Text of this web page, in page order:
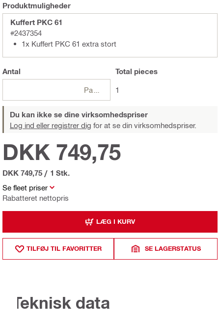
Produktmuligheder
Kuffert PKC 61
#2437354
1x Kuffert PKC 61 extra stort
Antal Total pieces
1
Du kan ikke se dine virksomhedspriser
Log ind eller registrer dig for at se din virksomhedspriser.
Se fleet priser
Rabatteret nettopris
DKK 749,75
DKK 749,75 / 1 Stk.
LÆG I KURV
TILFØJ TIL FAVORITTER SE LAGERSTATUS
Teknisk data